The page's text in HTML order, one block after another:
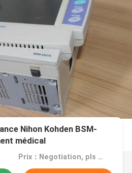
Nihon Kohden BSM-
médical
Prix：Negotiation, pls contact me